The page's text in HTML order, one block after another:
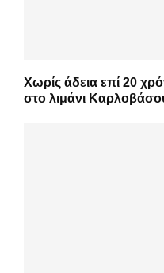
Χωρίς άδεια επί 20
στο λιμάνι